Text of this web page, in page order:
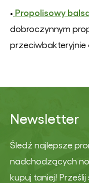
• Propolisowy
dobroczynnym
przeciwbakteryjnie
Newsletter
Śledź najlepsze
nadchodzących
kupuj taniej!